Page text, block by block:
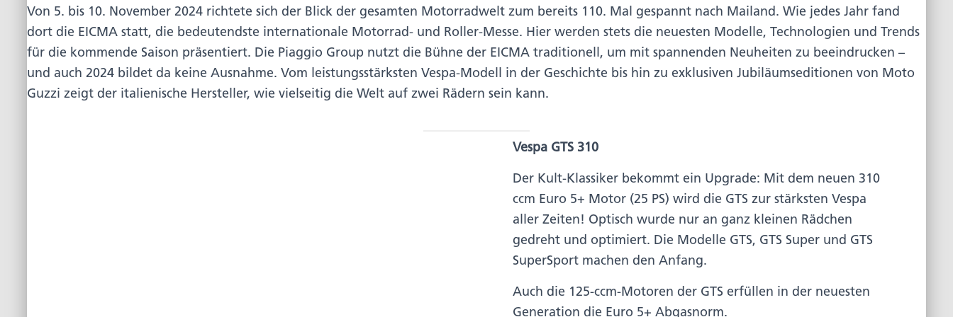
Von 5. bis 10. November 2024 richtete sich der Blick der gesamten Motorradwelt zum bereits 110. Mal gespannt nach Mailand. Wie jedes Jahr fand
dort die EICMA statt, die bedeutendste internationale Motorrad- und Roller-Messe. Hier werden stets die neuesten Modelle, Technologien und Trends
für die kommende Saison präsentiert. Die Piaggio Group nutzt die Bühne der EICMA traditionell, um mit spannenden Neuheiten zu beeindrucken –
und auch 2024 bildet da keine Ausnahme. Vom leistungsstärksten Vespa-Modell in der Geschichte bis hin zu exklusiven Jubiläumseditionen von Moto
Guzzi zeigt der italienische Hersteller, wie vielseitig die Welt auf zwei Rädern sein kann.
Vespa GTS 310
Der Kult-Klassiker bekommt ein Upgrade: Mit dem neuen 310
ccm Euro 5+ Motor (25 PS) wird die GTS zur stärksten Vespa
aller Zeiten! Optisch wurde nur an ganz kleinen Rädchen
gedreht und optimiert. Die Modelle GTS, GTS Super und GTS
SuperSport machen den Anfang.
Auch die 125-ccm-Motoren der GTS erfüllen in der neuesten
Generation die Euro 5+ Abgasnorm.